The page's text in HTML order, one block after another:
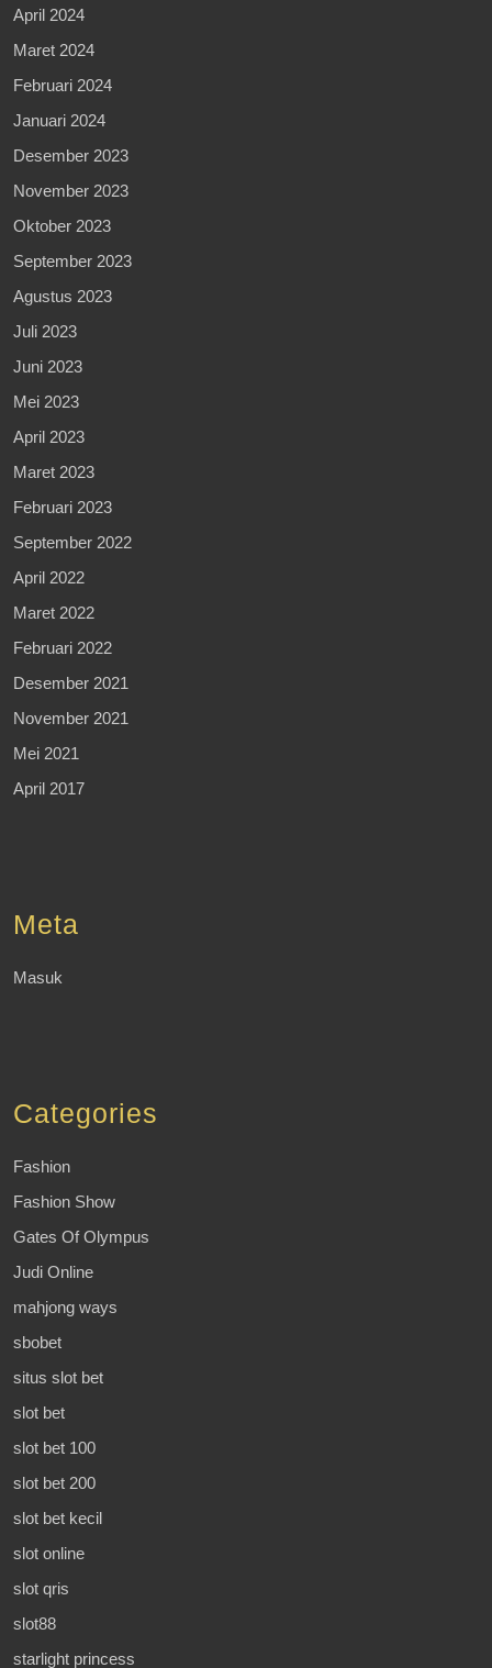
April 2024
Maret 2024
Februari 2024
Januari 2024
Desember 2023
November 2023
Oktober 2023
September 2023
Agustus 2023
Juli 2023
Juni 2023
Mei 2023
April 2023
Maret 2023
Februari 2023
September 2022
April 2022
Maret 2022
Februari 2022
Desember 2021
November 2021
Mei 2021
April 2017
Meta
Masuk
Categories
Fashion
Fashion Show
Gates Of Olympus
Judi Online
mahjong ways
sbobet
situs slot bet
slot bet
slot bet 100
slot bet 200
slot bet kecil
slot online
slot qris
slot88
starlight princess